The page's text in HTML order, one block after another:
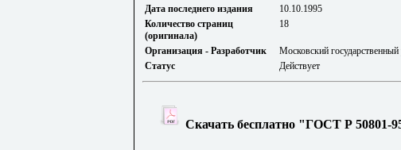
Дата последнего издания
10.10.1995
Количество страниц
(оригинала)
18
Организация - Разработчик
Московский
Статус
Действует
Скачать бесплатно "ГОСТ Р 50801-